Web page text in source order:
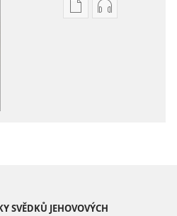
FormátyFormáty
SVĚDKŮ JEHOVOVÝCH